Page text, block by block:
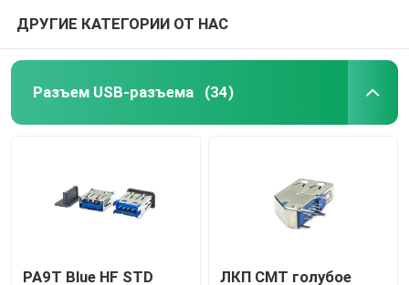
ДРУГИЕ КАТЕГОРИИ ОТ НАС
Разъем USB-разъема (34)
PA9T Blue HF STD
ЛКП СМТ голубое